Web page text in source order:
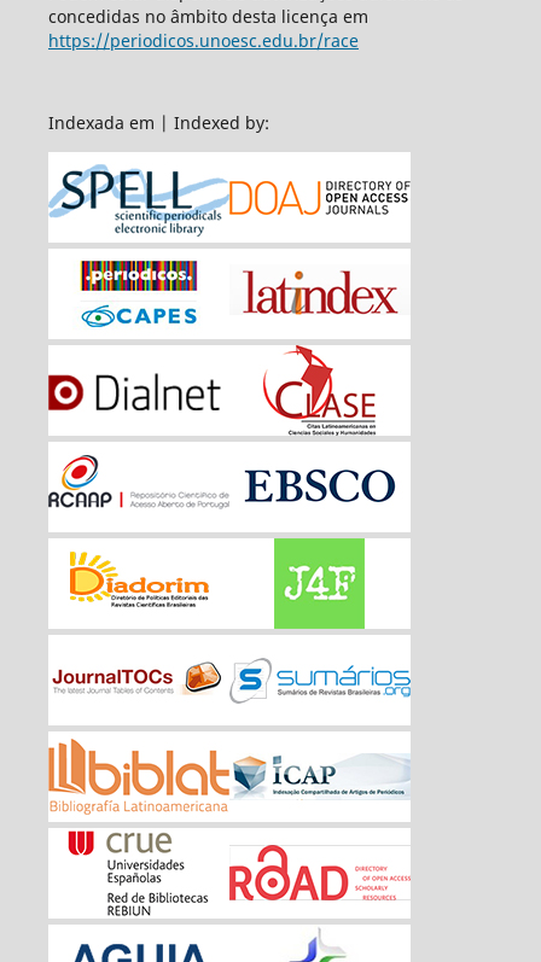
concedidas no âmbito desta licença em
https://periodicos.unoesc.edu.br/race
Indexada em | Indexed by: